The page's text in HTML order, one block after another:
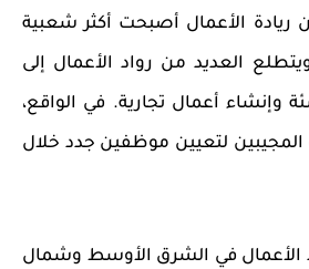
ريادة الأعمال أصبحت أكثر شعبية
العديد من رواد الأعمال إلى
وإنشاء أعمال تجارية. في الواقع،
لتعيين موظفين جدد خلال
من رواد الأعمال في الشرق الأوسط وشمال